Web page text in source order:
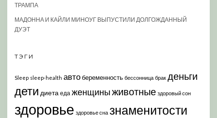
ТРАМПА
МАДОННА И КАЙЛИ МИНОУГ ВЫПУСТИЛИ ДОЛГОЖДАННЫЙ
ДУЭТ
ТЭГИ
Sleep sleep-health автобеременность бессонница брак деньги
дети диета еда женщиныживотные здоровый сон
здоровье здоровье сна знаменитости